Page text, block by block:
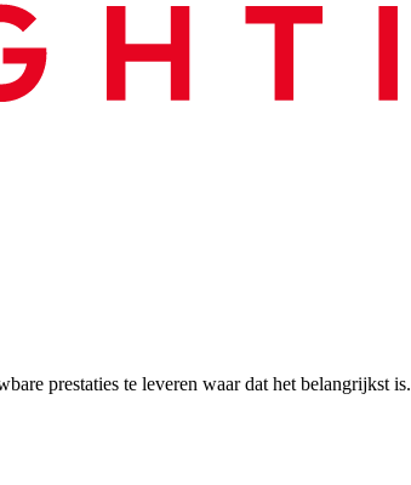
prestaties te leveren waar dat het belangrijkst is.